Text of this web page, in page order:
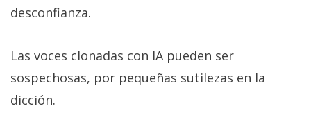
desconfianza.
Las voces clonadas con IA pueden ser
sospechosas, por pequeñas sutilezas en la
dicción.